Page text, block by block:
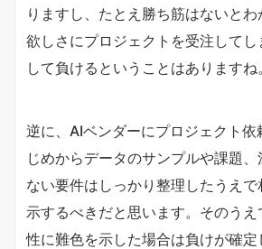
りますし、たとえ勝ち筋はないと
欲しさにプロジェクトを受注してし
して負けるということはありますね。
逆に、AIベンダーにプロジェクト依
じめからデータのサンプルや課題
ない要件はしっかり整理したうえ
示するべきだと思います。そのう
性に難色を示した場合は負けが確定